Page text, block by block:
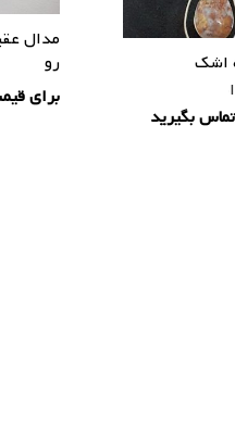
مدال
رو
برای
اشک
امتیاز
بگیرید